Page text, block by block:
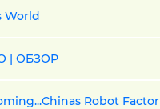
World
| ОБЗОР
Robot